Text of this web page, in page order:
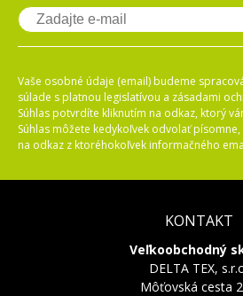
Vaše osobné údaje (email) budeme
súlade s platnou legislatívou a zásadami
Súhlas potvrdíte kliknutím na odkaz, ktorý
Súhlas môžete kedykoľvek odvolať
na odkaz z ktoréhokoľvek informačného
KONTAKT
Veľkoobchodný
DELTA TEX,
Môťovská cesta